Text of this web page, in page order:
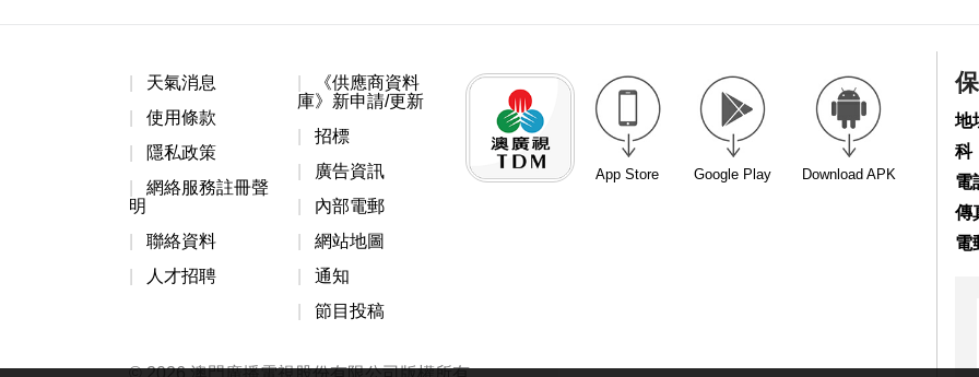
天氣消息
使用條款
隱私政策
網絡服務註冊聲
明
聯絡資料
人才招聘
《供應商資料
庫》新申請/更新
招標
廣告資訊
內部電郵
網站地圖
通知
節目投稿
App Store Google Play Download APK
地
科
電
傳
電